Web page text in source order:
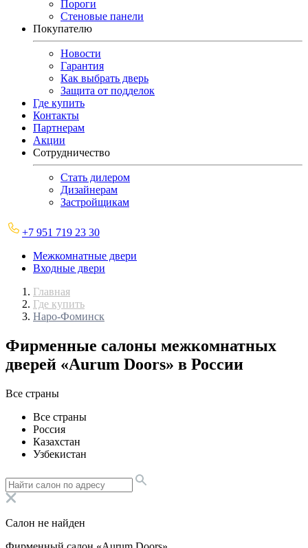
Пороги
Стеновые панели
Покупателю
Новости
Гарантия
Как выбрать дверь
Защита от подделок
Где купить
Контакты
Партнерам
Акции
Сотрудничество
Стать дилером
Дизайнерам
Застройщикам
+7 951 719 23 30
Межкомнатные двери
Входные двери
Главная
Где купить
Наро-Фоминск
Фирменные салоны межкомнатных
дверей «Aurum Doors» в России
Все страны
Все страны
Россия
Казахстан
Узбекистан
Салон не найден